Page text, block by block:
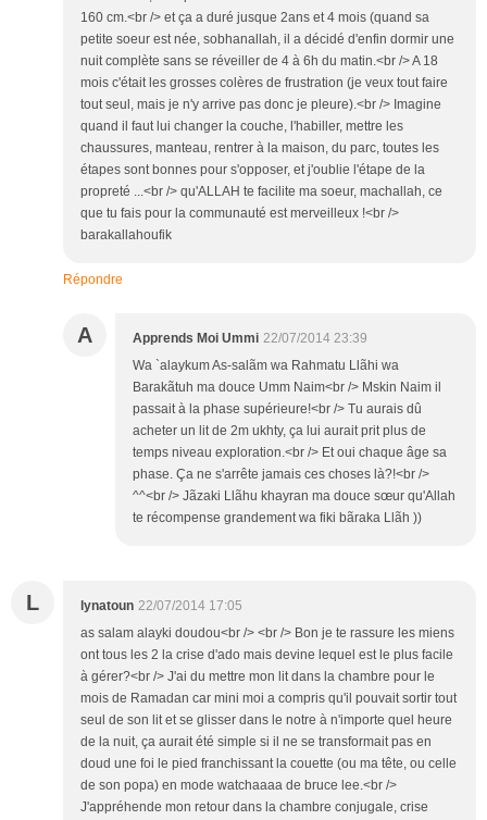
160 cm.<br /> et ça a duré jusque 2ans et 4 mois (quand sa
petite soeur est née, sobhanallah, il a décidé d'enfin dormir une
nuit complète sans se réveiller de 4 à 6h du matin.<br /> A 18
mois c'était les grosses colères de frustration (je veux tout faire
tout seul, mais je n'y arrive pas donc je pleure).<br /> Imagine
quand il faut lui changer la couche, l'habiller, mettre les
chaussures, manteau, rentrer à la maison, du parc, toutes les
étapes sont bonnes pour s'opposer, et j'oublie l'étape de la
propreté ...<br /> qu'ALLAH te facilite ma soeur, machallah, ce
que tu fais pour la communauté est merveilleux !<br />
barakallahoufik
Répondre
A Apprends Moi Ummi 22/07/2014 23:39
Wa `alaykum As-salãm wa Rahmatu Llãhi wa
Barakãtuh ma douce Umm Naim<br /> Mskin Naim il
passait à la phase supérieure!<br /> Tu aurais dû
acheter un lit de 2m ukhty, ça lui aurait prit plus de
temps niveau exploration.<br /> Et oui chaque âge sa
phase. Ça ne s'arrête jamais ces choses là?!<br />
^^<br /> Jãzaki Llãhu khayran ma douce sœur qu'Allah
te récompense grandement wa fiki bãraka Llãh ))
L lynatoun 22/07/2014 17:05
as salam alayki doudou<br /> <br /> Bon je te rassure les miens
ont tous les 2 la crise d'ado mais devine lequel est le plus facile
à gérer?<br /> J'ai du mettre mon lit dans la chambre pour le
mois de Ramadan car mini moi a compris qu'il pouvait sortir tout
seul de son lit et se glisser dans le notre à n'importe quel heure
de la nuit, ça aurait été simple si il ne se transformait pas en
doud une foi le pied franchissant la couette (ou ma tête, ou celle
de son popa) en mode watchaaaa de bruce lee.<br />
J'appréhende mon retour dans la chambre conjugale, crise